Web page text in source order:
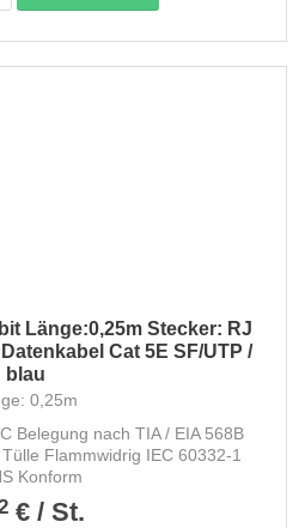
Länge:0,25m Stecker: RJ
Cat 5E SF/UTP /
blau
0,25m
Belegung nach TIA / EIA 568B
Flammwidrig IEC 60332-1
Konform
€ / St.